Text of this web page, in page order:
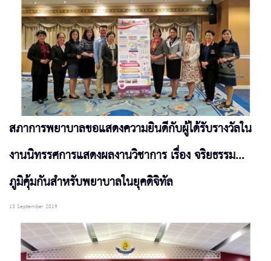
สภาการพยาบาลขอแสดงความยินดีกับผู้ได้รับรางวัลใน
งานนิทรรศการแสดงผลงานวิชาการ เรื่อง จริยธรรม...
ภูมิคุ้มกันสำหรับพยาบาลในยุคดิจิทัล
13 September 2019